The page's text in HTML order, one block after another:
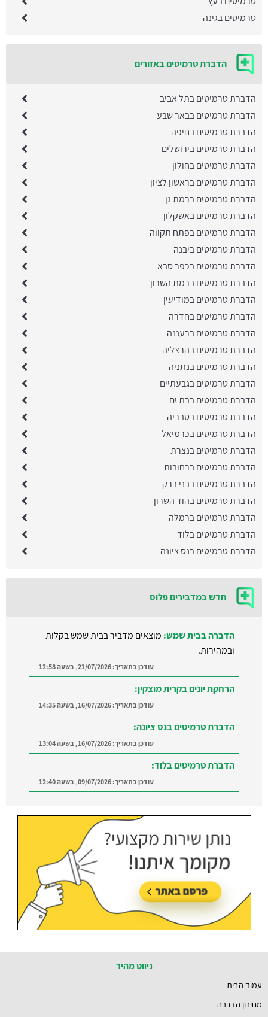
טרמיטים בגינה
הדברת טרמיטים באזורים
הדברת טרמיטים בתל אביב
הדברת טרמיטים בבאר שבע
הדברת טרמיטים בחיפה
הדברת טרמיטים בירושלים
הדברת טרמיטים בחולון
הדברת טרמיטים בראשון לציון
הדברת טרמיטים ברמת גן
הדברת טרמיטים באשקלון
הדברת טרמיטים בפתח תקווה
הדברת טרמיטים ביבנה
הדברת טרמיטים בכפר סבא
הדברת טרמיטים ברמת השרון
הדברת טרמיטים במודיעין
הדברת טרמיטים בחדרה
הדברת טרמיטים ברעננה
הדברת טרמיטים בהרצליה
הדברת טרמיטים בנתניה
הדברת טרמיטים בגבעתיים
הדברת טרמיטים בבת ים
הדברת טרמיטים בטבריה
הדברת טרמיטים בכרמיאל
הדברת טרמיטים בנצרת
הדברת טרמיטים ברחובות
הדברת טרמיטים בבני ברק
הדברת טרמיטים בהוד השרון
הדברת טרמיטים ברמלה
הדברת טרמיטים בלוד
הדברת טרמיטים בנס ציונה
חדש במדבירים פלוס
הדברה בבית שמש: מוצאים מדביר בבית שמש בקלות
ובמהירות.
עודכן בתאריך:21/07/2026, בשעה 12:58
הרחקת יונים בקרית מוצקין:
עודכן בתאריך:16/07/2026, בשעה 14:35
הדברת טרמיטים בנס ציונה:
עודכן בתאריך:16/07/2026, בשעה 13:04
הדברת טרמיטים בלוד:
עודכן בתאריך:09/07/2026, בשעה 12:40
ברמת השרון והסביבה
עודכן בתאריך:21/07/2026, בשעה 12:58
ניווט מהיר
עמוד הבית
מחירון הדברה